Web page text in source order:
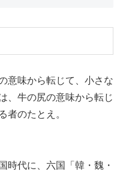
意味から転じて、小さな
、牛の尻の意味から転じ
者のたとえ。
時代に、六国「韓・魏・